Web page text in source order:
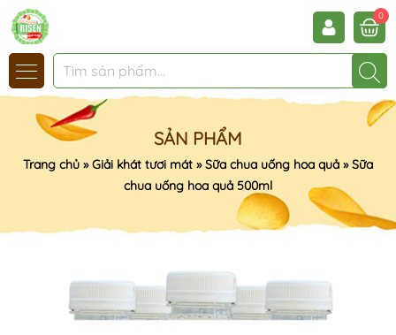
0
SẢN PHẨM
Trang chủ »Giải khát tươi mát »Sữa chua uống hoa quả »Sữa
chua uống hoa quả 500ml